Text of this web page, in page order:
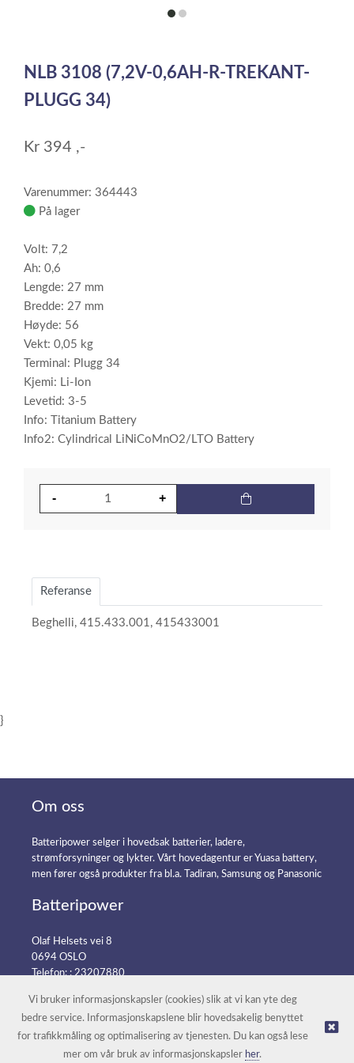
itemitem
of
2
NLB 3108 (7,2V-0,6AH-R-TREKANT-
PLUGG 34)
Kr 394 ,-
Varenummer: 364443
På lager
Volt: 7,2
Ah: 0,6
Lengde: 27 mm
Bredde: 27 mm
Høyde: 56
Vekt: 0,05 kg
Terminal: Plugg 34
Kjemi: Li-Ion
Levetid: 3-5
Info: Titanium Battery
Info2: Cylindrical LiNiCoMnO2/LTO Battery
Referanse
Beghelli, 415.433.001, 415433001
}
Om oss
Batteripower selger i hovedsak batterier, ladere,
strømforsyninger og lykter. Vårt hovedagentur er Yuasa battery,
men fører også produkter fra bl.a. Tadiran, Samsung og Panasonic
Batteripower
Olaf Helsets vei 8
0694 OSLO
Telefon: :23207880
© Batteripower |Nettbutikk levert av Kréatif
Vi bruker informasjonskapsler (cookies) slik at vi kan yte deg
bedre service. Informasjonskapslene blir hovedsakelig benyttet
for trafikkmåling og optimalisering av tjenesten. Du kan også lese
mer om vår bruk av informasjonskapsler her.